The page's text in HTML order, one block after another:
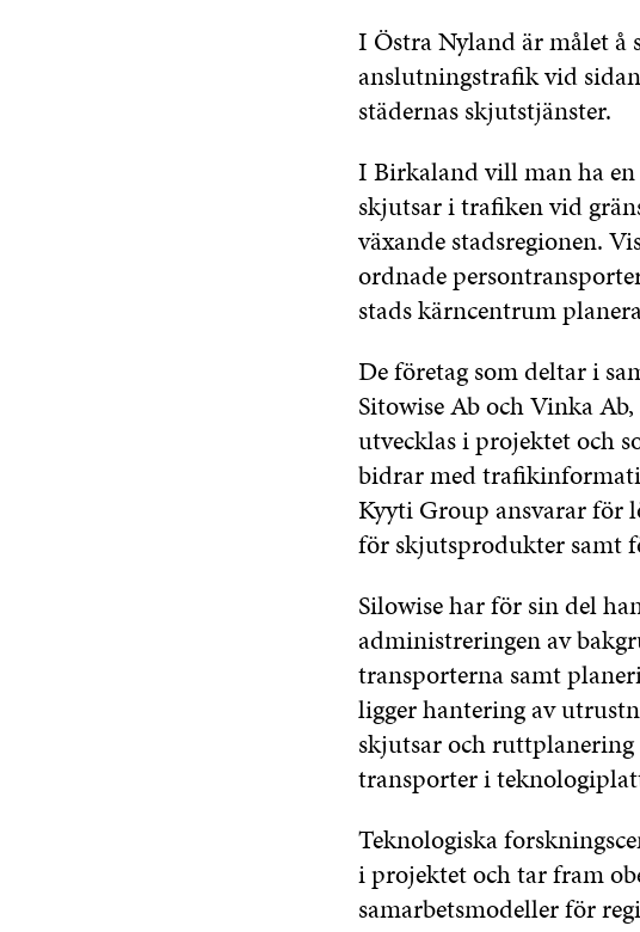
I Östra Nyland är målet å
anslutningstrafik vid
städernas skjutstjänster.
I Birkaland vill man ha
skjutsar i trafiken vid
växande stadsregionen.
ordnade
stads kärncentrum
De företag som deltar i
Sitowise Ab och Vinka
utvecklas i projektet och
bidrar med
Kyyti Group ansvarar för
för skjutsprodukter samt
Silowise har för sin del
administreringen av
transporterna samt
ligger hantering av
skjutsar och
transporter i
Teknologiska
i projektet och tar fram
samarbetsmodeller för